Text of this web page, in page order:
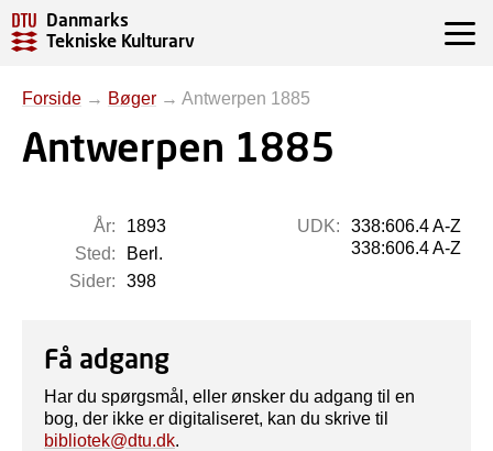
Danmarks
Tekniske Kulturarv
Forside → Bøger → Antwerpen 1885
Antwerpen 1885
År:
1893
Sted:
Berl.
Sider:
398
UDK:
338:606.4 A-Z
338:606.4 A-Z
Få adgang
Har du spørgsmål, eller ønsker du adgang til en
bog, der ikke er digitaliseret, kan du skrive til
bibliotek@dtu.dk.